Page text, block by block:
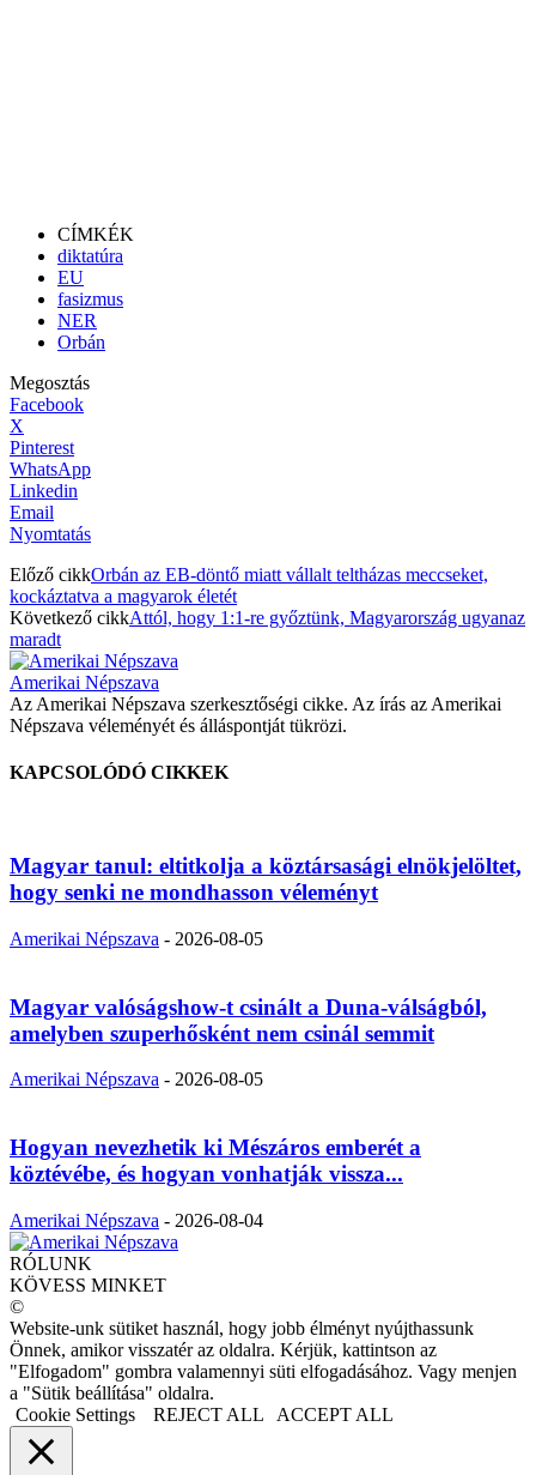
CÍMKÉK
diktatúra
EU
fasizmus
NER
Orbán
Megosztás
Facebook
X
Pinterest
WhatsApp
Linkedin
Email
Nyomtatás
Előző cikkOrbán az EB-döntő miatt vállalt teltházas meccseket,
kockáztatva a magyarok életét
Következő cikkAttól, hogy 1:1-re győztünk, Magyarország ugyanaz
maradt
Amerikai Népszava
Az Amerikai Népszava szerkesztőségi cikke. Az írás az Amerikai
Népszava véleményét és álláspontját tükrözi.
KAPCSOLÓDÓ CIKKEK
Magyar tanul: eltitkolja a köztársasági elnökjelöltet,
hogy senki ne mondhasson véleményt
Amerikai Népszava - 2026-08-05
Magyar valóságshow-t csinált a Duna-válságból,
amelyben szuperhősként nem csinál semmit
Amerikai Népszava - 2026-08-05
Hogyan nevezhetik ki Mészáros emberét a
köztévébe, és hogyan vonhatják vissza...
Amerikai Népszava - 2026-08-04
RÓLUNK
KÖVESS MINKET
©
Website-unk sütiket használ, hogy jobb élményt nyújthassunk
Önnek, amikor visszatér az oldalra. Kérjük, kattintson az
"Elfogadom" gombra valamennyi süti elfogadásához. Vagy menjen
a "Sütik beállítása" oldalra.
Cookie Settings
REJECT ALL ACCEPT ALL